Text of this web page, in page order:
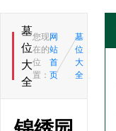
墓
位
大
全
您现
在的
位
置：
网
站
首
页
墓
位
大
全